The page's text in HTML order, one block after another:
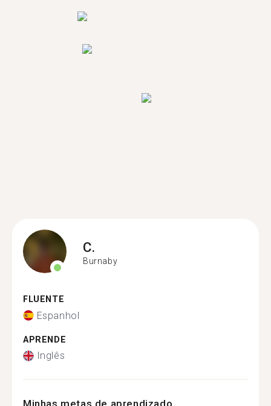
C.
Burnaby
FLUENTE
Espanhol
APRENDE
Inglês
Minhas metas de aprendizado